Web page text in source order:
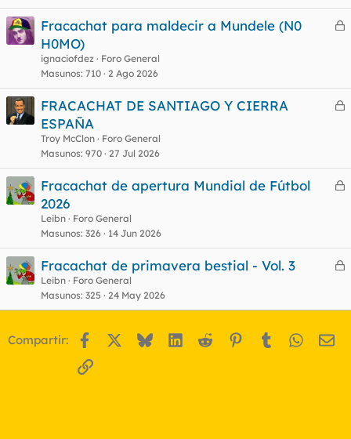
r
a
C
a
d
Fracachat para maldecir a Mundele (N0
H0MO)
ignaciofdez
Foro General
Masunos 710 2 Ago 2026
C
a
d
FRACACHAT DE SANTIAGO Y CIERRA
ESPAÑA
Troy McClon
Foro General
Masunos 970 27 Jul 2026
C
a
d
Fracachat de apertura Mundial de Fútbol
2026
Leibn
Foro General
Masunos 326 14 Jun 2026
C
r
Fracachat de primavera bestial - Vol. 3
Leibn
Foro General
Masunos 325 24 May 2026
Compartir: Facebook BlueskyLinkedIn
Reddit Pinterest
Tumblr
Enlace